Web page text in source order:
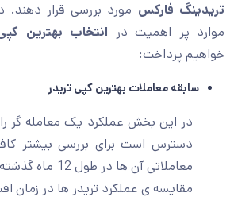
تریدینگ فارکس مورد بررسی قرار دهند.
موارد پر اهمیت در انتخاب بهترین
خواهیم پرداخت:
سابقه معاملات بهترین کپی تریدر
در این بخش عملکرد یک معامله گر
دسترس است برای بررسی بیشتر
معاملاتی آن ها
مقایسه ی عملکرد تریدر ها در زمان